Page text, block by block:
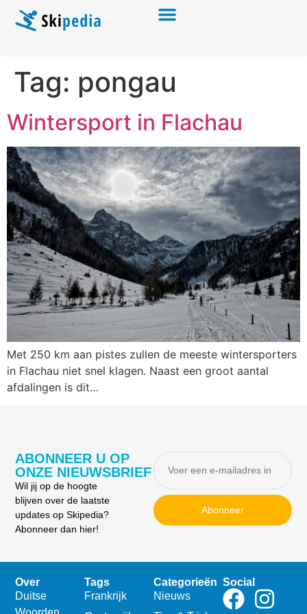
Tag: pongau
Wintersport in Flachau
Met 250 km aan pistes zullen de meeste wintersporters
in Flachau niet snel klagen. Naast een groot aantal
afdalingen is dit…
ABONNEER U OP
ONZE NIEUWSBRIEF
Wil jij op de hoogte
blijven over de laatste
updates op Skipedia?
Abonneer dan hier!
Abonneer
Over
Duitse
Tags
Frankrijk
Categorieën
Nieuws
Social